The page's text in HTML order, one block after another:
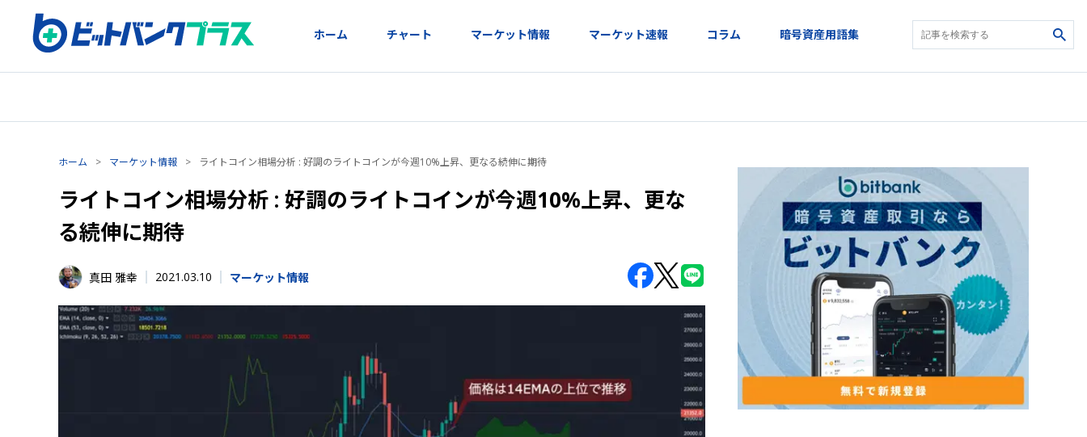
ホーム チャート マーケット情報 マーケット速報 コラム 暗号資産用語集
ホーム > マーケット情報 > ライトコイン相場分析 : 好調のライトコインが今週10%上昇、更なる続伸に期待
ライトコイン相場分析 : 好調のライトコインが今週10%上昇、更な
る続伸に期待
真田 雅幸 2021.03.10 マーケット情報